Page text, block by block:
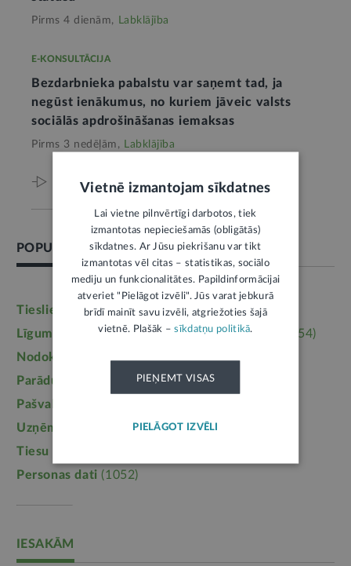
Pirms 4 dienām, Labklājība
E-KONSULTĀCIJA
Bezdarbnieka pabalstu var saņemt tad, ja
negūst ienākumus, no kuriem jāveic valsts
sociālās apdrošināšanas iemaksas
Pirms 3 nedēļām, Labklājība
Viss par šo tēmu
POPULĀRĀKĀS TĒMAS
Tieslietas (6246) Darba tiesības(5764)
Līgumi, dokumenti (5364) Īpašumtiesības
(3954)
Nodokļi
Parādu piedziņa
(2558) Labklājība
Pašvaldības
Uzņēmējdarbība
(1355) Ģimene
Tiesu sistēma
Personas dati (1052)
IESAKĀM
Vietnē izmantojam sīkdatnes
Lai vietne pilnvērtīgi darbotos, tiek
izmantotas nepieciešamās (obligātās)
sīkdatnes. Ar Jūsu piekrišanu var tikt
izmantotas vēl citas – statistikas, sociālo
mediju un funkcionalitātes. Papildinformācijai
atveriet "Pielāgot izvēli". Jūs varat jebkurā
brīdī mainīt savu izvēli, atgriežoties šajā
vietnē. Plašāk –sīkdatņu politikā.
PIEŅEMT VISAS
PIELĀGOT IZVĒLI